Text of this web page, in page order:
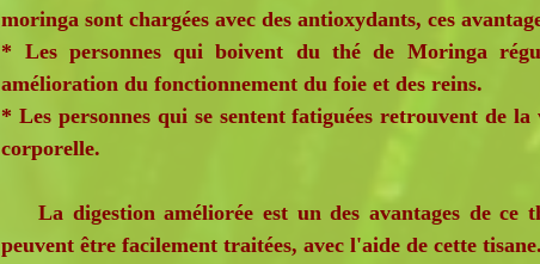
moringa sont chargées avec des antioxydants, ces
* Les personnes qui boivent du thé de Moringa
amélioration du fonctionnement du foie et des reins.
* Les personnes qui se sentent fatiguées retrouvent de
corporelle.
La digestion améliorée est un des avantages de ce
peuvent être facilement traitées, avec l'aide de cette tisane.